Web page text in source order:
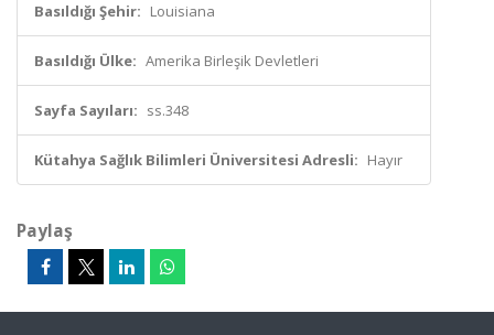
Basıldığı Şehir: Louisiana
Basıldığı Ülke: Amerika Birleşik Devletleri
Sayfa Sayıları: ss.348
Kütahya Sağlık Bilimleri Üniversitesi Adresli: Hayır
Paylaş